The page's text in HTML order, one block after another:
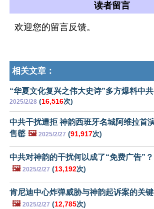
读者留言
欢迎您的留言反馈。
相关文章：
“华夏文化复兴之伟大史诗”多方爆料中
2025/2/28 (16,516次)
中共干扰遭拒 神韵西班牙名城阿维拉首
售罄 🖼️ 2025/2/27 (91,917次)
中共对神韵的干扰何以成了“免费广告”？
🖼️ 2025/2/27 (13,192次)
肯尼迪中心炸弹威胁与神韵起诉案的关键
🖼️ 2025/2/27 (12,785次)